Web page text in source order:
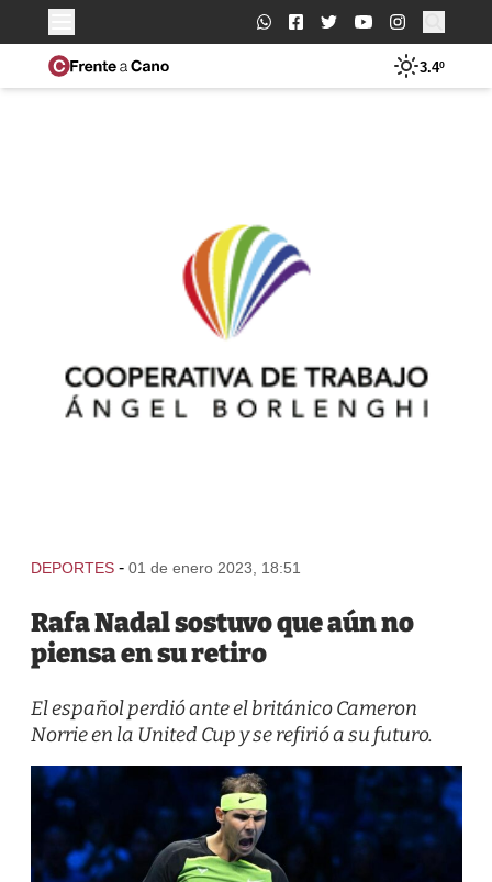
Buscar:
3.4º
DEPORTES - 01 de enero 2023, 18:51
Rafa Nadal sostuvo que aún no
piensa en su retiro
El español perdió ante el británico Cameron
Norrie en la United Cup y se refirió a su futuro.